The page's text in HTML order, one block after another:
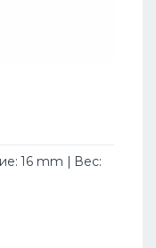
16 mm | Вес: